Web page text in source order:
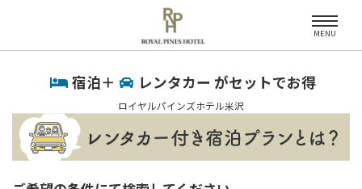
MENU
宿泊＋ レンタカー がセットでお得
ロイヤルパインズホテル米沢